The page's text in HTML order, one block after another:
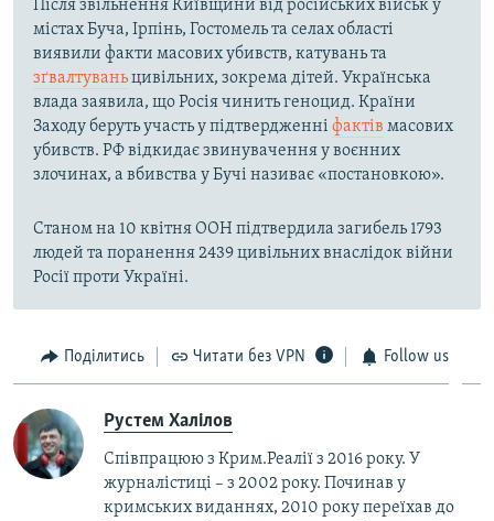
Після звільнення Київщини від російських військ у
містах Буча, Ірпінь, Гостомель та селах області
виявили факти масових убивств, катувань та
зґвалтуваньцивільних, зокрема дітей. Українська
влада заявила, що Росія чинить геноцид. Країни
Заходу беруть участь у підтвердженні фактів масових
убивств. РФ відкидає звинувачення у воєнних
злочинах, а вбивства у Бучі називає «постановкою».
Станом на 10 квітня ООН підтвердила загибель 1793
людей та поранення 2439 цивільних внаслідок війни
Росії проти Україні.
Поділитись Читати без VPN Follow us
Рустем Халілов
Співпрацюю з Крим.Реалії з 2016 року. У
журналістиці – з 2002 року. Починав у
кримських виданнях, 2010 року переїхав до